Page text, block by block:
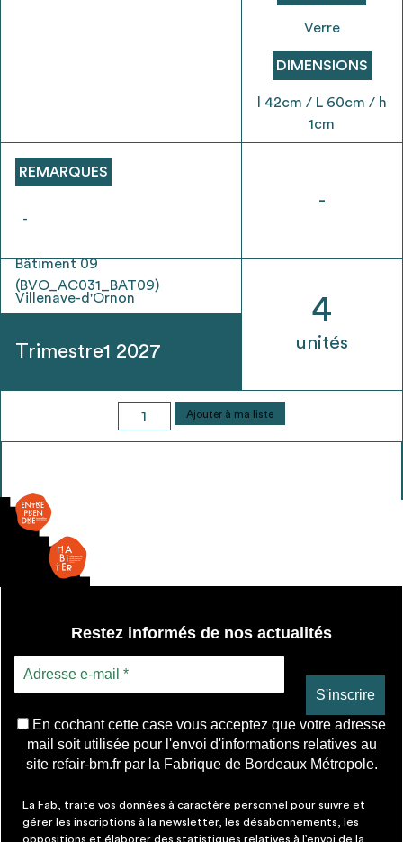
stratégies de récupérations
* Attention, l’ajout des matériaux à sa liste et son envoi ne
voirFAQ
REMARQUES
-
Bâtiment 09
(BVO_AC031_BAT09)
Villenave-d'Ornon
Trimestre1 2027
Verre
DIMENSIONS
l 42cm / L 60cm / h
1cm
-
4
unités
quantité
de
Ajouter à ma liste
Restez informés de nos actualités
En cochant cette case vous acceptez que votre adresse
mail soit utilisée pour l'envoi d'informations relatives au
site refair-bm.fr par la Fabrique de Bordeaux Métropole.
La Fab, traite vos données à caractère personnel pour suivre et
gérer les inscriptions à la newsletter, les désabonnements, les
oppositions et élaborer des statistiques relatives à l’envoi de la